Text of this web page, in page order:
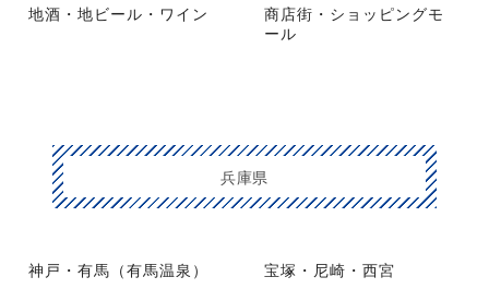
地酒・地ビール・ワイン
商店街・ショッピングモ
ール
兵庫県
神戸・有馬（有馬温泉） 宝塚・尼崎・西宮